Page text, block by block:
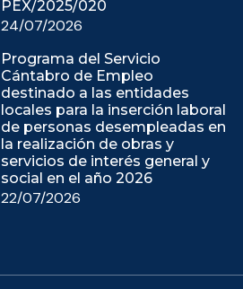
PEX/2025/020
24/07/2026
Programa del Servicio
Cántabro de Empleo
destinado a las entidades
locales para la inserción laboral
de personas desempleadas en
la realización de obras y
servicios de interés general y
social en el año 2026
22/07/2026